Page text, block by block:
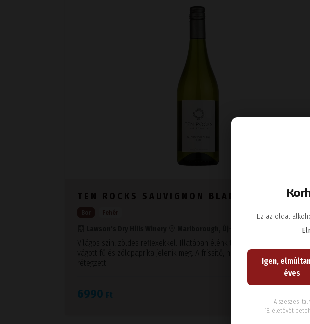
TEN ROCKS SAUVIGNON BLANC 2024
Világos szín, zöldes reflexekkel. Illatában élénk trópusi gyümölcsök,
vágott fű és zöldpaprika jelenik meg. A frissítő, hosszú korty szépen
rétegzett
6990 Ft
Ez az oldal
Igen,
éves
A szeszes ital
18. életévét